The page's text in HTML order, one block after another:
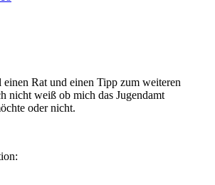
einen Rat und einen Tipp zum weiteren
nicht weiß ob mich das Jugendamt
oder nicht.